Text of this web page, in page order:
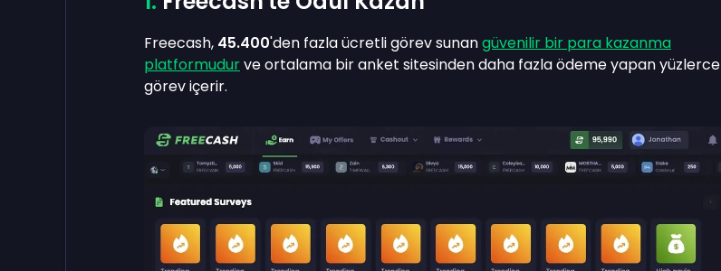
Freecash, 45.400'den fazla ücretli görev sunangüvenilir bir para kazanma
platformudurve ortalama bir anket sitesinden daha fazla ödeme yapan yüzlerce
görev içerir.